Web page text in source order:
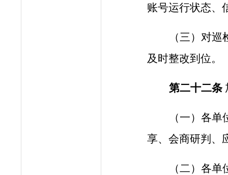
账号运行状态、
（三）对
及时整改到位。
第二十二条
（一）各
享、会商研判、
（二） 各单